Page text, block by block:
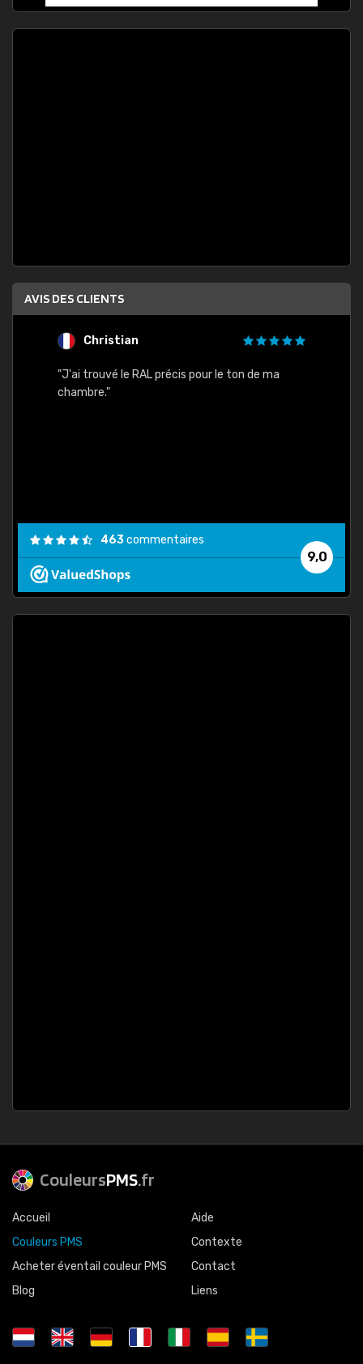
AVIS DES CLIENTS
Christian
"J'ai trouvé le RAL précis pour le ton de ma
chambre."
9,0
463commentaires
CouleursPMS.fr
Accueil
Couleurs PMS
Acheter éventail couleur PMS
Blog
Aide
Contexte
Contact
Liens